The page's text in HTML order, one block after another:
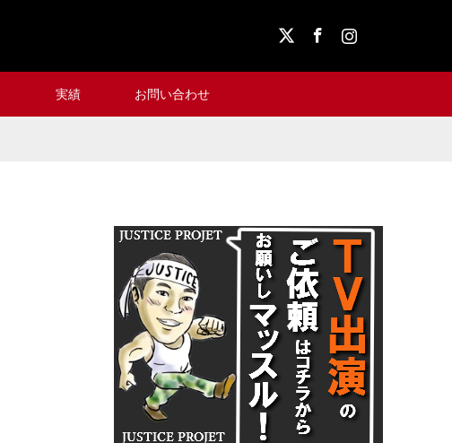
実績 お問い合わせ